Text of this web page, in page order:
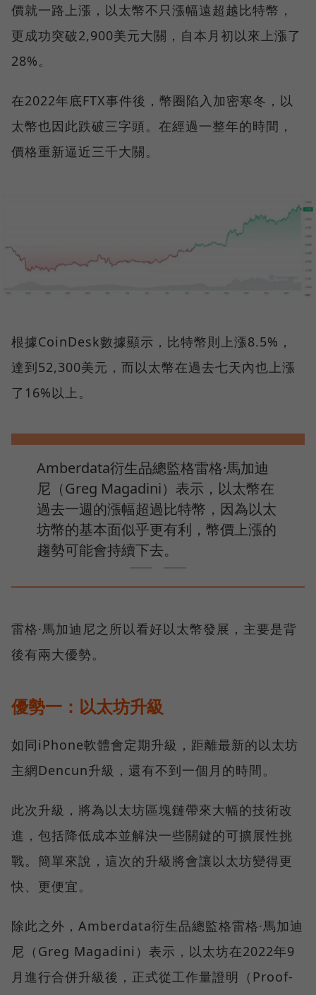
價就一路上漲，以太幣不只漲幅遠超越比特幣，
更成功突破2,900美元大關，自本月初以來上漲了
28%。
在2022年底FTX事件後，幣圈陷入加密寒冬，以
太幣也因此跌破三字頭。在經過一整年的時間，
價格重新逼近三千大關。
根據CoinDesk數據顯示，比特幣則上漲8.5%，
達到52,300美元，而以太幣在過去七天內也上漲
了16%以上。
Amberdata衍生品總監格雷格·馬加迪
尼（Greg Magadini）表示，以太幣在
過去一週的漲幅超過比特幣，因為以太
坊幣的基本面似乎更有利，幣價上漲的
趨勢可能會持續下去。
雷格·馬加迪尼之所以看好以太幣發展，主要是背
後有兩大優勢。
優勢一：以太坊升級
如同iPhone軟體會定期升級，距離最新的以太坊
主網Dencun升級，還有不到一個月的時間。
此次升級，將為以太坊區塊鏈帶來大幅的技術改
進，包括降低成本並解決一些關鍵的可擴展性挑
戰。簡單來說，這次的升級將會讓以太坊變得更
快、更便宜。
除此之外，Amberdata衍生品總監格雷格·馬加迪
尼（Greg Magadini）表示，以太坊在2022年9
月進行合併升級後，正式從工作量證明（Proof-